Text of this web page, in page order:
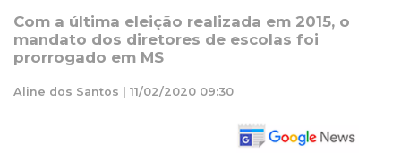
Com a última eleição realizada em 2015, o
mandato dos diretores de escolas foi
prorrogado em MS
Aline dos Santos | 11/02/2020 09:30